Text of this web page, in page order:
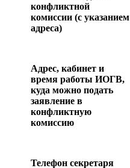
конфликтной
комиссии (с указанием
адреса)
Адрес, кабинет и
время работы ИОГВ,
куда можно подать
заявление в
конфликтную
комиссию
Телефон секретаря